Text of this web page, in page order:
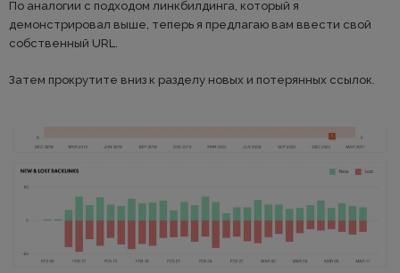
По аналогии с подходом линкбилдинга, который я
демонстрировал выше, теперь я предлагаю вам ввести свой
собственный URL.
Затем прокрутите вниз к разделу новых и потерянных ссылок.